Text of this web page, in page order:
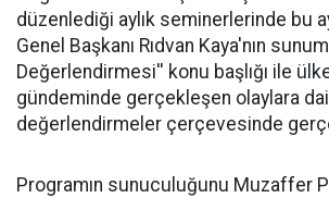
düzenlediği aylık seminerlerinde bu
Genel Başkanı Rıdvan Kaya'nın
Değerlendirmesi'' konu başlığı ile
gündeminde gerçekleşen olaylara
değerlendirmeler çerçevesinde
Programın sunuculuğunu Muzaffer